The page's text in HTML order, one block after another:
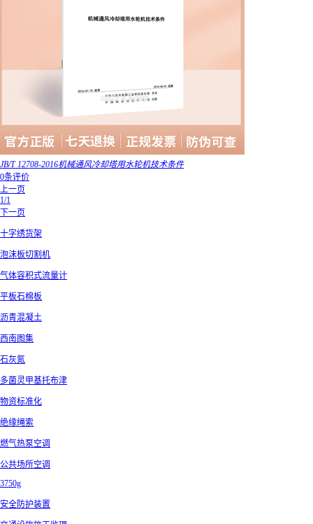
JB/T 12708-2016机械通风冷却塔用水轮机技术条件
0条评价
上一页
1/1
下一页
十字绣货架
泡沫板切割机
气体容积式流量计
平板石棉板
沥青混凝土
西南图集
石灰氮
多菌灵甲基托布津
物资标准化
绝缘绳索
燃气热泵空调
公共场所空调
3750g
安全防护装置